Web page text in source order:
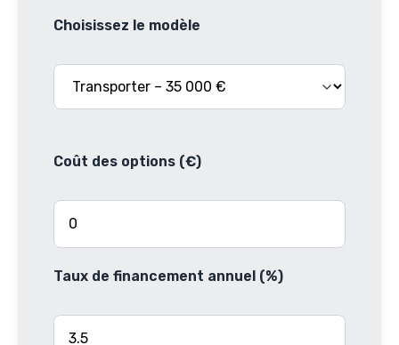
Choisissez le modèle
Coût des options (€)
Taux de financement annuel (%)